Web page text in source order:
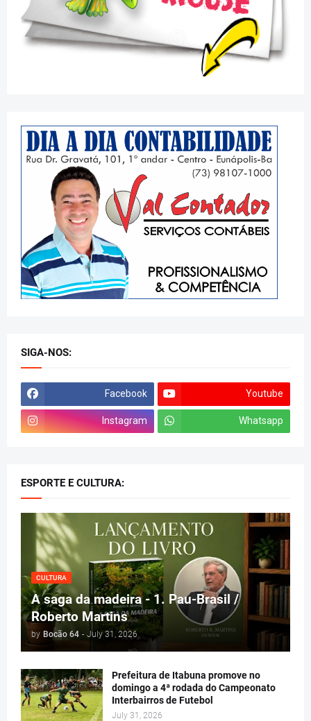
SIGA-NOS:
Facebook Youtube
Instagram Whatsapp
ESPORTE E CULTURA:
CULTURA
A saga da madeira - 1. Pau-Brasil /
Roberto Martins
by Bocão 64 - July 31, 2026
Prefeitura de Itabuna promove no
domingo a 4ª rodada do Campeonato
Interbairros de Futebol
July 31, 2026